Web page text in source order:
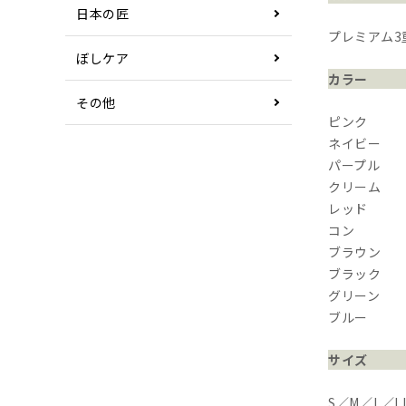
日本の匠
ぼしケア
その他
プレミアム3
カラー
ピンク
ネイビー
パープル
クリーム
レッド
コン
ブラウン
ブラック
グリーン
ブルー
サイズ
S／M／L／